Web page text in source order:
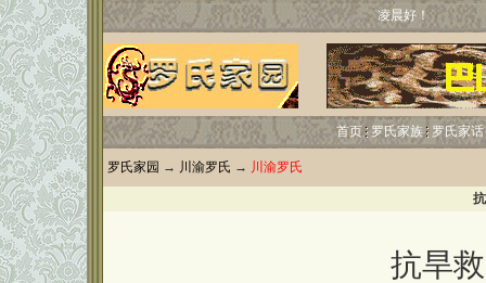
凌晨好！
首页 罗氏家族 罗氏家话
罗氏家园 → 川渝罗氏 → 川渝罗氏
抗旱